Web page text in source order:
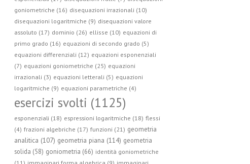
goniometriche (16) disequazioni irrazionali (10)
disequazioni logaritmiche (9) disequazioni valore
assoluto (17) dominio (26) ellisse (10) equazioni di
primo grado (16) equazioni di secondo grado (5)
equazioni differenziali (12) equazioni esponenziali
(7) equazioni goniometriche (25) equazioni
irrazionali (3) equazioni letterali (5) equazioni
logaritmiche (9) equazioni parametriche (4)
esercizi svolti (1125)
esponenziali (18) espressioni logaritmiche (18) flessi
(4) frazioni algebriche (17) funzioni (21) geometria
analitica (107) geometria piana (114) geometria
solida (58) goniometria (66) identità goniometriche